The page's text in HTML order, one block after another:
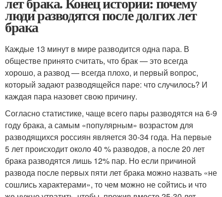
люди разводятся после долгих лет
брака
Каждые 13 минут в мире разводится одна пара. В
обществе принято считать, что брак — это всегда
хорошо, а развод — всегда плохо, и первый вопрос,
который задают разводящейся паре: что случилось? И
каждая пара назовет свою причину.
Согласно статистике, чаще всего пары разводятся на 6-9
году брака, а самым «популярным» возрастом для
разводящихся россиян является 30-34 года. На первые
5 лет происходит около 40 % разводов, а после 20 лет
брака разводятся лишь 12% пар. Но если причиной
развода после первых пяти лет брака можно назвать «не
сошлись характерами», то чем можно не сойтись и что